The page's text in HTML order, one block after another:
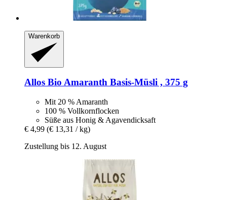
Warenkorb
Allos Bio Amaranth Basis-​Müsli , 375 g
Mit 20 % Amaranth
100 % Vollkornflocken
Süße aus Honig & Agavendicksaft
€ 4,99 (€ 13,31 / kg)
Zustellung bis 12. August